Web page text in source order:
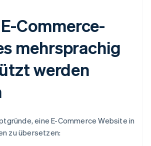
Commerce-
mehrsprachig
werden
eine E-Commerce Website in
zu übersetzen: